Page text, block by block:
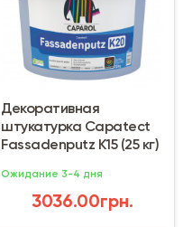
Декоративная
штукатурка Capatect
Fassadenputz К15 (25 кг)
Ожидание 3-4 дня
3036.00грн.